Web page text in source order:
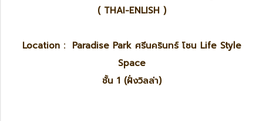
( THAI-ENLISH )
Location : Paradise Park ศรีนครินทร์ โซน Life Style
Space
ชั้น 1 (ฝั่งวิลล่า)